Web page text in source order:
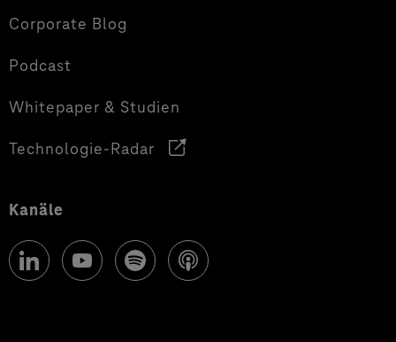
Corporate Blog
Podcast
Whitepaper & Studien
Technologie-Radar
Kanäle